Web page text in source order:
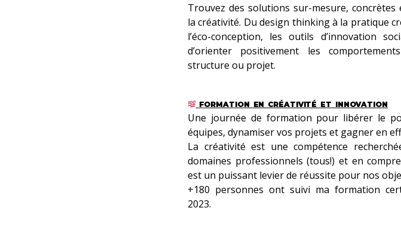
Trouvez des solutions sur-mesure, concrètes
la créativité. Du design thinking à la pratique
l’éco-conception, les outils d’innovation
d’orienter positivement les
structure ou projet.
FORMATION EN CRÉATIVITÉ ET INNOVATION
Une journée de formation pour libérer le
équipes, dynamiser vos projets et gagner en
La créativité est une compétence
domaines professionnels (tous!) et en
est un puissant levier de réussite pour nos
+180 personnes ont suivi ma formation
2023.